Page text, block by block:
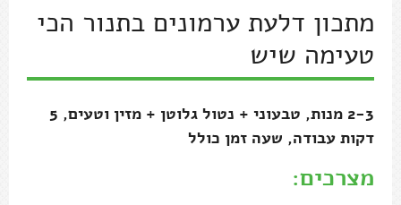
מתכון דלעת ערמונים בתנור הכי
טעימה שיש
2-3 מנות, טבעוני + נטול גלוטן + מזין וטעים, 5
דקות עבודה, שעה זמן כולל
מצרכים: